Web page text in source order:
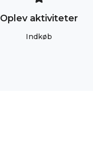
Oplev aktiviteter
Indkøb